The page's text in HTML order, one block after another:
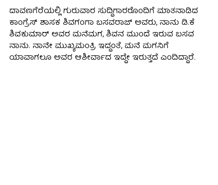
ದಾವಣಗೆರೆಯಲ್ಲಿ ಗುರುವಾರ ಸುದ್ದಿಗಾರರೊಂದಿಗೆ ಮಾತನಾಡಿದ
ಕಾಂಗ್ರೆಸ್ ಶಾಸಕ ಶಿವಗಂಗಾ ಬಸವರಾಜ್ ಅವರು, ನಾನು ಡಿ.ಕೆ
ಶಿವಕುಮಾರ್‌ ಅವರ ಮನೆಮಗ, ಶಿವನ ಮುಂದೆ ಇರುವ ಬಸವ
ನಾನು. ನಾನೇ ಮುಖ್ಯಮಂತ್ರಿ ಇದ್ದಂತೆ, ಮನೆ ಮಗನಿಗೆ
ಯಾವಾಗಲೂ ಅವರ ಆಶೀರ್ವಾದ ಇದ್ದೇ ಇರುತ್ತದೆ ಎಂದಿದ್ದಾರೆ.